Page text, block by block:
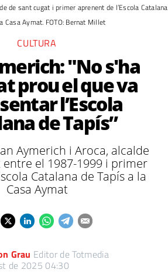
de sant cugat i primer aprenent de l’Escola Catalana
Casa Aymat. FOTO: Bernat Millet
CULTURA
"No s'ha
prou el que va
l’Escola
de Tapís”
Aymerich i Aroca, alcalde
entre el 1987-1999 i primer
Catalana de Tapís a la
Casa Aymat
Grau Editor de Totmedia
de 2025 04:30